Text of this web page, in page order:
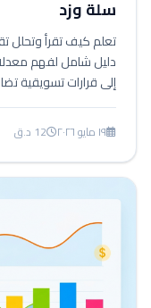
سلة وزد
تعلم كيف تقرأ وتحلل
دليل شامل لفهم
إلى قرارات تسويقية
١٩ مايو ٢٠٢٦ 12 د.ق